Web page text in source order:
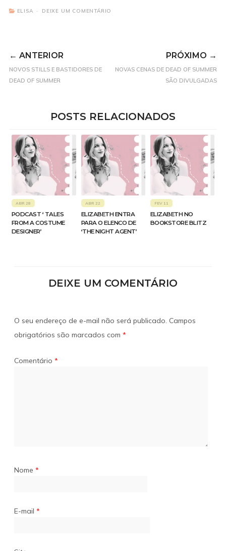
ELISA DEIXE UM COMENTÁRIO
← ANTERIOR
NOVOS STILLS E BASTIDORES DE
DEAD OF SUMMER
PRÓXIMO →
NOVAS CENAS DE DEAD OF SUMMER
SÃO DIVULGADAS
POSTS RELACIONADOS
ABR 28
PODCAST ‘ TALES
FROM A COSTUME
DESIGNER’
ABR 22
ELIZABETH ENTRA
PARA O ELENCO DE
‘THE NIGHT AGENT’
FEV 11
ELIZABETH NO
BOOKSTORE BLITZ
DEIXE UM COMENTÁRIO
O seu endereço de e-mail não será publicado. Campos
obrigatórios são marcados com *
Comentário *
Nome *
E-mail *